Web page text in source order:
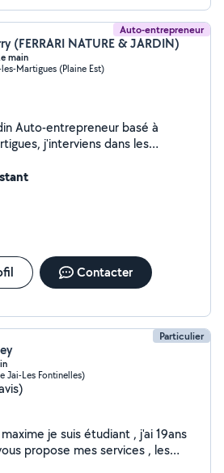
Auto-entrepreneur
(FERRARI NATURE & JARDIN)
main
Martigues (Plaine Est)
à
j'interviens dans les
verts Montage de
de jardinage
de 50 % selon la
Contacter
Particulier
Jai-Les Fontinelles)
je suis étudiant , j'ai 19ans